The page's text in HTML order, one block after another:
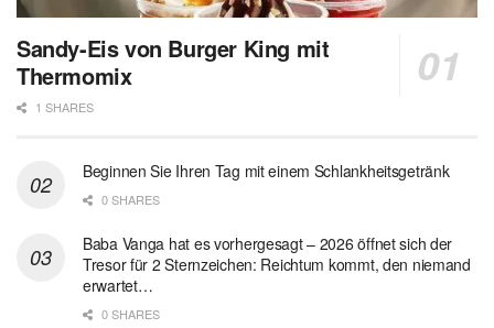
Sandy-Eis von Burger King mit
Thermomix
1 SHARES
Beginnen Sie Ihren Tag mit einem Schlankheitsgetränk
0 SHARES
Baba Vanga hat es vorhergesagt – 2026 öffnet sich der
Tresor für 2 Sternzeichen: Reichtum kommt, den niemand
erwartet…
0 SHARES